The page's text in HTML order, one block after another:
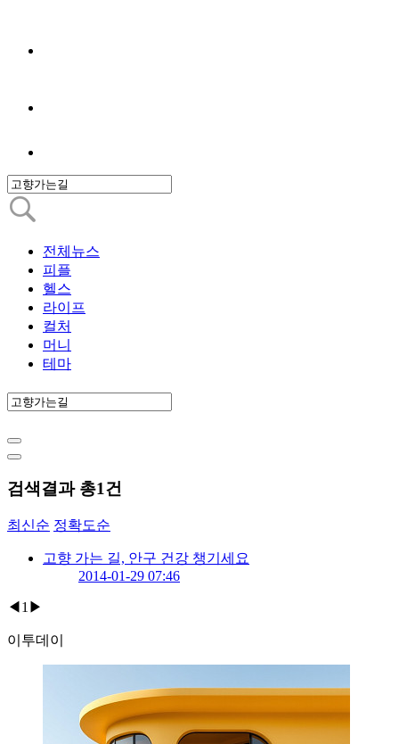
전체뉴스
피플
헬스
라이프
컬처
머니
테마
검색결과 총1건
최신순 정확도순
고향 가는 길, 안구 건강 챙기세요
2014-01-29 07:46
◀ 1 ▶
이투데이